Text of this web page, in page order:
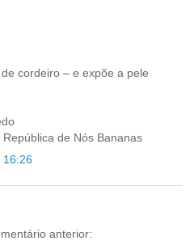
cordeiro – e expõe a pele
de Nós Bananas
16:26
anterior: